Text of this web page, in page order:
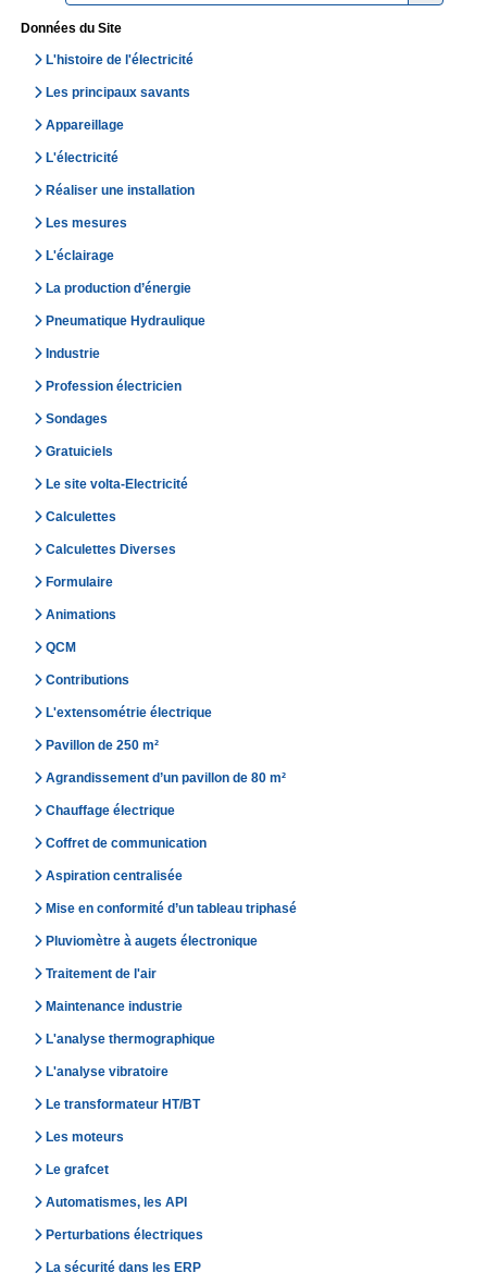
Données du Site
L'histoire de l'électricité
Les principaux savants
Appareillage
L'électricité
Réaliser une installation
Les mesures
L'éclairage
La production d’énergie
Pneumatique Hydraulique
Industrie
Profession électricien
Sondages
Gratuiciels
Le site volta-Electricité
Calculettes
Calculettes Diverses
Formulaire
Animations
QCM
Contributions
L'extensométrie électrique
Pavillon de 250 m²
Agrandissement d’un pavillon de 80 m²
Chauffage électrique
Coffret de communication
Aspiration centralisée
Mise en conformité d’un tableau triphasé
Pluviomètre à augets électronique
Traitement de l'air
Maintenance industrie
L'analyse thermographique
L'analyse vibratoire
Le transformateur HT/BT
Les moteurs
Le grafcet
Automatismes, les API
Perturbations électriques
La sécurité dans les ERP